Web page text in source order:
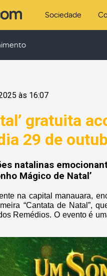
Sociedade
às 16:07
gratuita
29 de
natalinas
Mágico de Natal’
na capital manauara,
“Cantata de Natal”,
Remédios. O evento é